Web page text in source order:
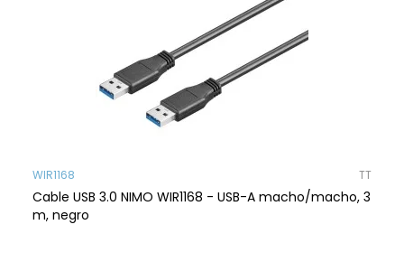
WIR1168 TT
Cable USB 3.0 NIMO WIR1168 - USB-A macho/macho, 3
m, negro